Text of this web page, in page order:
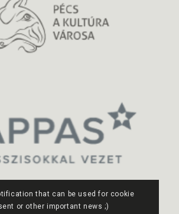
that can be used for cookie
or other important news ;)